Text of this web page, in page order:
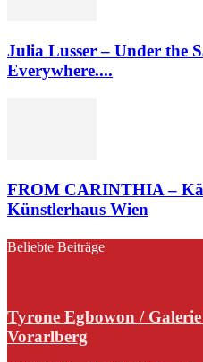
Julia Lusser – Under the
Everywhere....
FROM CARINTHIA –
Künstlerhaus Wien
Beliebte Beiträge
Tyrone Egbowon /
Vorarlberg